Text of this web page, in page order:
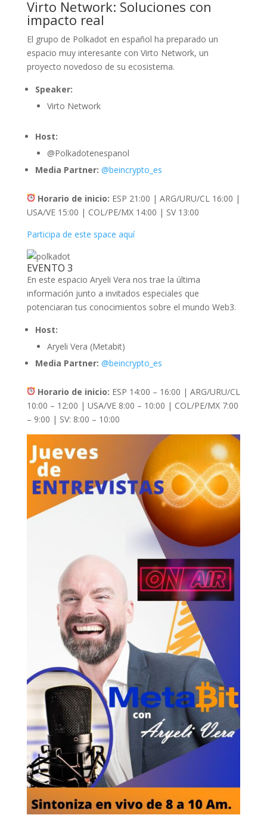
Virto Network: Soluciones con
impacto real
El grupo de Polkadot en español ha preparado un
espacio muy interesante con Virto Network, un
proyecto novedoso de su ecosistema.
Speaker:
Virto Network
Host:
@Polkadotenespanol
Media Partner: @beincrypto_es
Horario de inicio: ESP 21:00 | ARG/URU/CL 16:00 |
USA/VE 15:00 | COL/PE/MX 14:00 | SV 13:00
Participa de este space aquí
EVENTO 3
En este espacio Aryeli Vera nos trae la última
información junto a invitados especiales que
potenciaran tus conocimientos sobre el mundo Web3.
Host:
Aryeli Vera (Metabit)
Media Partner: @beincrypto_es
Horario de inicio: ESP 14:00 – 16:00 | ARG/URU/CL
10:00 – 12:00 | USA/VE 8:00 – 10:00 | COL/PE/MX 7:00
– 9:00 | SV: 8:00 – 10:00